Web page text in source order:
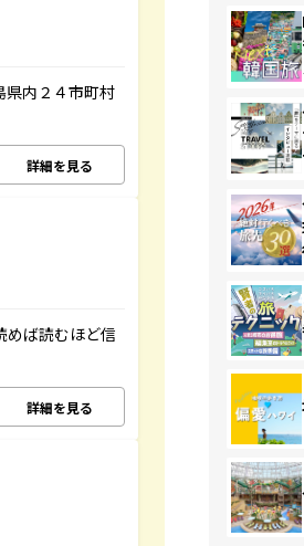
県内２４市町村
詳細を見る
めば読むほど信
詳細を見る